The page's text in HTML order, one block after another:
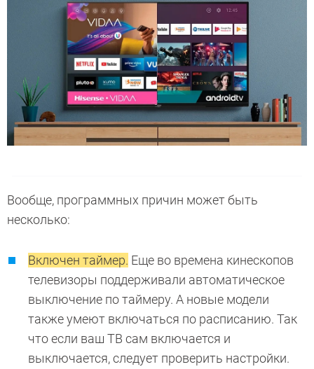
Вообще, программных причин может быть
несколько:
Включен таймер. Еще во времена кинескопов
телевизоры поддерживали автоматическое
выключение по таймеру. А новые модели
также умеют включаться по расписанию. Так
что если ваш ТВ сам включается и
выключается, следует проверить настройки.